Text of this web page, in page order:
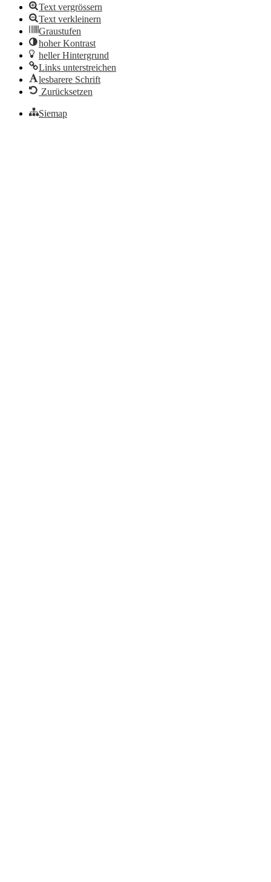
Text vergrössern
Text verkleinern
Graustufen
hoher Kontrast
heller Hintergrund
Links unterstreichen
lesbarere Schrift
Zurücksetzen
Siemap